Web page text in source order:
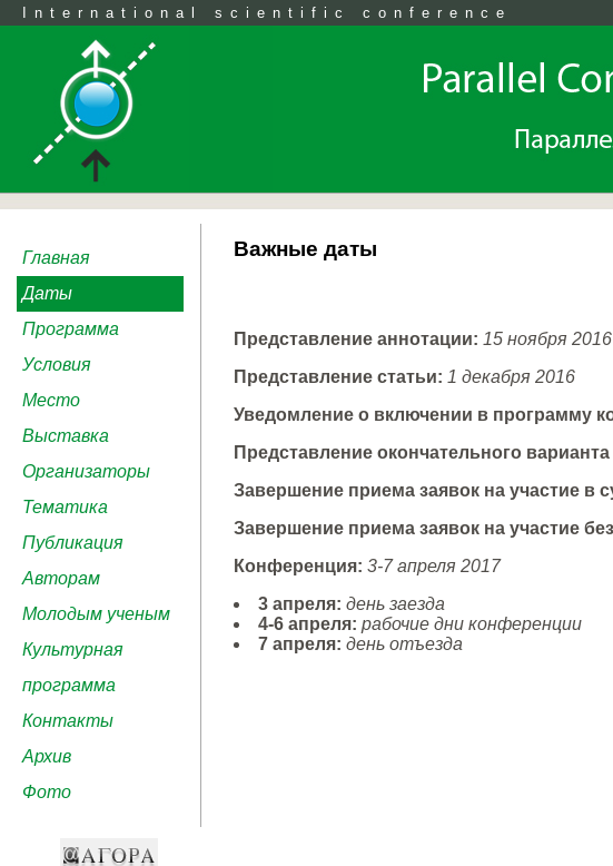
International scientific conference
Главная
Даты
Программа
Условия
Место
Выставка
Организаторы
Тематика
Публикация
Авторам
Молодым ученым
Культурная
программа
Контакты
Архив
Фото
Важные даты
Представление аннотации: 15 ноября 2016
Представление статьи: 1 декабря 2016
Уведомление о включении в программу
Представление окончательного варианта
Завершение приема заявок на участие в
Завершение приема заявок на участие
Конференция: 3-7 апреля 2017
3 апреля: день заезда
4-6 апреля: рабочие дни конференции
7 апреля: день отъезда